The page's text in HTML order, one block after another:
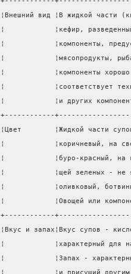
¦Внешний вид ¦В жидкой части
¦            ¦кефир,
¦            ¦компоненты,
¦            ¦мясопродукты,
¦            ¦компоненты
¦            ¦соответствует
¦            ¦и других
+------------
¦Цвет        ¦Жидкой части
¦            ¦коричневый, на
¦            ¦буро-красный, на
¦            ¦щей зеленых - не
¦            ¦оливковый,
¦            ¦Овощей или
+------------
¦Вкус и запах¦Вкус супов -
¦            ¦характерный для
¦            ¦Запах - характерный